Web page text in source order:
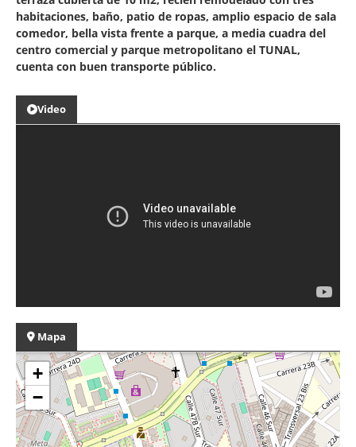
habitaciones, baño, patio de ropas, amplio espacio de sala
comedor, bella vista frente a parque, a media cuadra del
centro comercial y parque metropolitano el TUNAL,
cuenta con buen transporte público.
Video
Mapa
+
−